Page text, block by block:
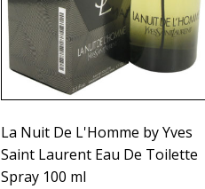
La Nuit De L'Homme by Yves
Saint Laurent Eau De Toilette
Spray 100 ml